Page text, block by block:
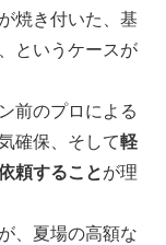
焼き付いた、基
というケースが
前のプロによる
確保、そして軽
頼することが理
、夏場の高額な